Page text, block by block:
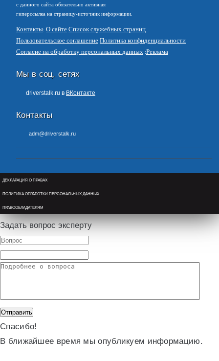
с данного сайта обязательно активная
гиперссылка на страницу-источник информации.
Контакты О сайте Список служебных страниц
Пользовательское соглашение Политика конфиденциальности
Согласие на обработку персональных данных Реклама
Мы в соц. сетях
driverstalk.ru в ВКонтакте
Контакты
adm@driverstalk.ru
ДЕКЛАРАЦИЯ О ПРАВАХ
ПОЛИТИКА ОБРАБОТКИ ПЕРСОНАЛЬНЫХ ДАННЫХ
ПРАВООБЛАДАТЕЛЯМ
Задать вопрос эксперту
Спасибо!
В ближайшее время мы опубликуем информацию.